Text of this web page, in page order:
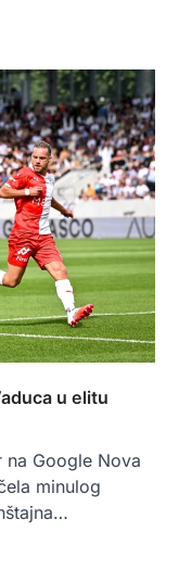
u elitu
Google Nova
minulog